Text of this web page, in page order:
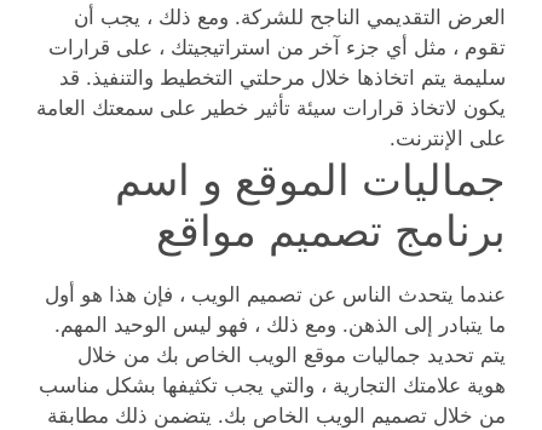
العرض التقديمي الناجح للشركة. ومع ذلك ، يجب أن
تقوم ، مثل أي جزء آخر من استراتيجيتك ، على قرارات
سليمة يتم اتخاذها خلال مرحلتي التخطيط والتنفيذ. قد
يكون لاتخاذ قرارات سيئة تأثير خطير على سمعتك العامة
على الإنترنت.
جماليات الموقع و اسم
برنامج تصميم مواقع
عندما يتحدث الناس عن تصميم الويب ، فإن هذا هو أول
ما يتبادر إلى الذهن. ومع ذلك ، فهو ليس الوحيد المهم.
يتم تحديد جماليات موقع الويب الخاص بك من خلال
هوية علامتك التجارية ، والتي يجب تكثيفها بشكل مناسب
من خلال تصميم الويب الخاص بك. يتضمن ذلك مطابقة